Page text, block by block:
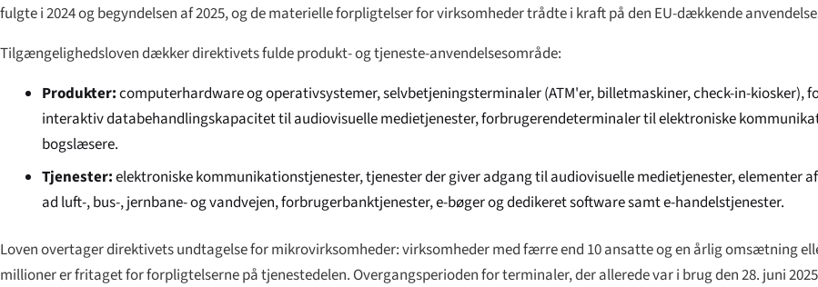
fulgte i 2024 og begyndelsen af 2025, og de materielle forpligtelser for virksomheder trådte i kraft på den EU-dækkende
Tilgængelighedsloven dækker direktivets fulde produkt- og tjeneste-anvendelsesområde:
Produkter:computerhardware og operativsystemer, selvbetjeningsterminaler (ATM'er, billetmaskiner, check-in-kiosker),
interaktiv databehandlingskapacitet til audiovisuelle medietjenester, forbrugerendeterminaler til elektroniske
bogslæsere.
Tjenester:elektroniske kommunikationstjenester, tjenester der giver adgang til audiovisuelle medietjenester, elementer
ad luft-, bus-, jernbane- og vandvejen, forbrugerbanktjenester, e-bøger og dedikeret software samt e-handelstjenester.
Loven overtager direktivets undtagelse for mikrovirksomheder: virksomheder med færre end 10 ansatte og en årlig omsætning
millioner er fritaget for forpligtelserne på tjenestedelen. Overgangsperioden for terminaler, der allerede var i brug den 28. juni